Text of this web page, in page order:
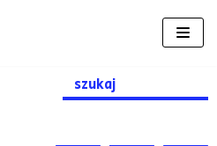
Search
for: